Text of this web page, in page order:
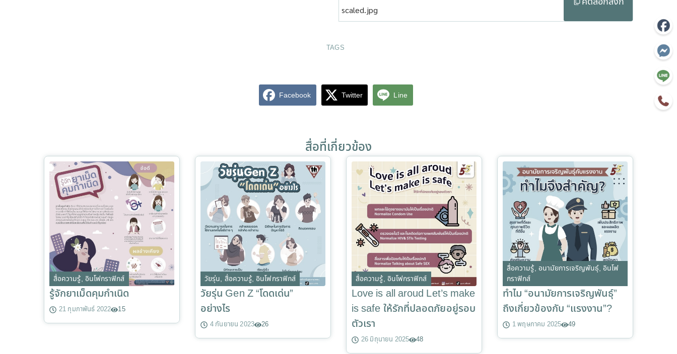
scaled.jpg
TAGS
Facebook Twitter Line
สื่อที่เกี่ยวข้อง
สื่อความรู้, อินโฟกราฟิกส์
รู้จักยาเม็ดคุมกำเนิด
21 กุมภาพันธ์ 2022 15
วัยรุ่น, สื่อความรู้, อินโฟกราฟิกส์
วัยรุ่น Gen Z “โดดเด่น”
อย่างไร
4 กันยายน 2023 26
สื่อความรู้, อินโฟกราฟิกส์
Love is all aroud Let’s make
is safe ให้รักที่ปลอดภัยอยู่รอบ
ตัวเรา
26 มิถุนายน 2025 48
สื่อความรู้, อนามัยการเจริญพันธุ์, อินโฟ
กราฟิกส์
ทำไม “อนามัยการเจริญพันธุ์”
ถึงเกี่ยวข้องกับ “แรงงาน”?
1 พฤษภาคม 2025 49